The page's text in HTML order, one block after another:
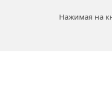
Нажимая на